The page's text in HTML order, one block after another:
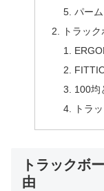
パー
トラッ
100均
トラ
トラックボ
由